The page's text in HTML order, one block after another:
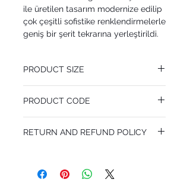
ile üretilen tasarım modernize edilip
çok çeşitli sofistike renklendirmelerle
geniş bir şerit tekrarına yerleştirildi.
PRODUCT SIZE
Pattern Repeat 0 cm
PRODUCT CODE
RETURN AND REFUND POLICY
do in case they are dissatisfied with their